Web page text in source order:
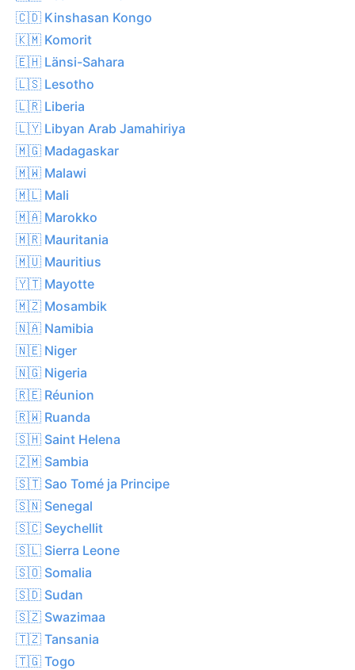
🇨🇩 Kinshasan Kongo
🇰🇲 Komorit
🇪🇭 Länsi-Sahara
🇱🇸 Lesotho
🇱🇷 Liberia
🇱🇾 Libyan Arab Jamahiriya
🇲🇬 Madagaskar
🇲🇼 Malawi
🇲🇱 Mali
🇲🇦 Marokko
🇲🇷 Mauritania
🇲🇺 Mauritius
🇾🇹 Mayotte
🇲🇿 Mosambik
🇳🇦 Namibia
🇳🇪 Niger
🇳🇬 Nigeria
🇷🇪 Réunion
🇷🇼 Ruanda
🇸🇭 Saint Helena
🇿🇲 Sambia
🇸🇹 Sao Tomé ja Principe
🇸🇳 Senegal
🇸🇨 Seychellit
🇸🇱 Sierra Leone
🇸🇴 Somalia
🇸🇩 Sudan
🇸🇿 Swazimaa
🇹🇿 Tansania
🇹🇬 Togo